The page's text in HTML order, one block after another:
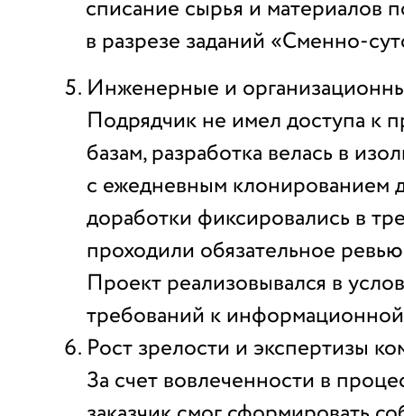
списание сырья и материалов
в разрезе заданий «Сменно-
Инженерные и
Подрядчик не имел доступа к
базам, разработка велась в
с ежедневным клонированием
доработки фиксировались в
проходили обязательное
Проект реализовывался в
требований к
Рост зрелости и экспертизы
За счет вовлеченности в